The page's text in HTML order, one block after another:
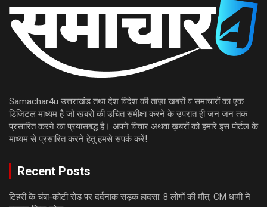
Samachar4u उत्तराखंड तथा देश विदेश की ताज़ा खबरों व समाचारों का एक
डिजिटल माध्यम है जो ख़बरों की उचित समीक्षा करने के उपरांत ही जन जन तक
प्रसारित करने का प्रयासबद्ध है। अपने विचार अथवा ख़बरों को हमारे इस पोर्टल के
माध्यम से प्रसारित करने हेतु हमसे संपर्क करें!
Recent Posts
टिहरी के चंबा-कोटी रोड पर दर्दनाक सड़क हादसा: 8 लोगों की मौत, CM धामी ने